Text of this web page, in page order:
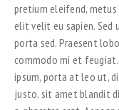
pretium eleifend,
elit velit eu sapien.
porta sed. Praesent
commodo mi et
ipsum, porta at leo ut,
justo, sit amet blandit